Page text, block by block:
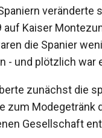
veränderte
auf Kaiser
die Spanier
- und plötzlich war
zunächst die
zum Modegetränk
Gesellschaft